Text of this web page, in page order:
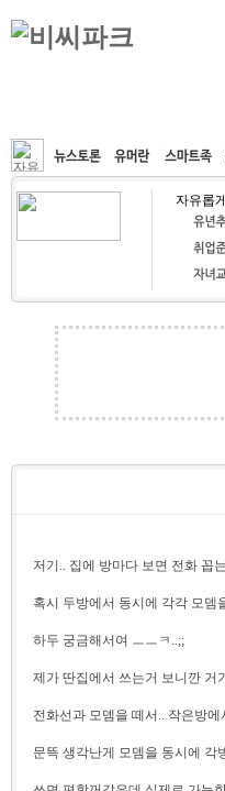
커뮤니티 속도패치 웹
자유롭
저기.. 집에 방마다 보면 전화 꼽
혹시 두방에서 동시에 각각 모뎀
하두 궁금해서여 ㅡㅡㅋ..;;
제가 딴집에서 쓰는거 보니깐 거
전화선과 모뎀을 떼서.. 작은방
문뜩 생각난게 모뎀을 동시에 각